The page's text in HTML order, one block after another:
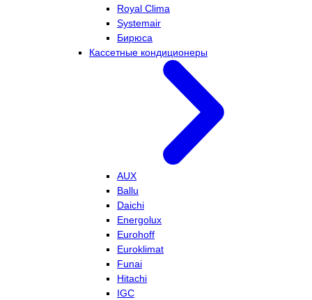
Royal Clima
Systemair
Бирюса
Кассетные кондиционеры
AUX
Ballu
Daichi
Energolux
Eurohoff
Euroklimat
Funai
Hitachi
IGC